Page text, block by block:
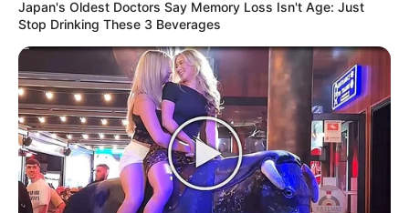
Japan's Oldest Doctors Say Memory Loss Isn't Age: Just
Stop Drinking These 3 Beverages